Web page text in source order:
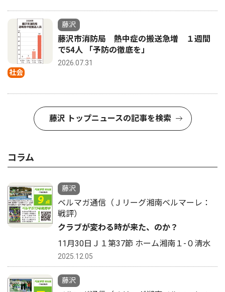
社会
藤沢
藤沢市消防局 熱中症の搬送急増 １週間
で54人 「予防の徹底を」
2026.07.31
藤沢 トップニュースの記事を検索
コラム
藤沢
ベルマガ通信（Ｊリーグ湘南ベルマーレ：
戦評）
クラブが変わる時が来た、のか？
11月30日Ｊ１第37節 ホーム湘南１-０清水
2025.12.05
藤沢